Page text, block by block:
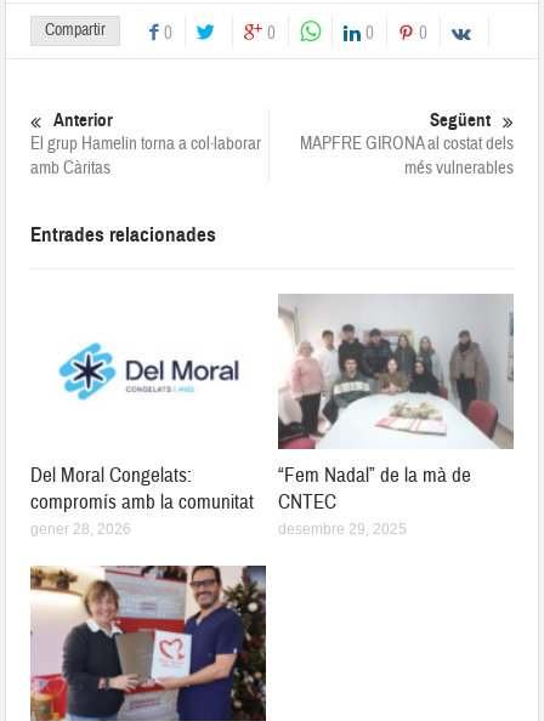
Compartir 0 0 0 0
Anterior
El grup Hamelin torna a col·laborar
amb Càritas
Següent
MAPFRE GIRONA al costat dels
més vulnerables
Entrades relacionades
Del Moral Congelats:
compromís amb la comunitat
gener 28, 2026
“Fem Nadal” de la mà de
CNTEC
desembre 29, 2025